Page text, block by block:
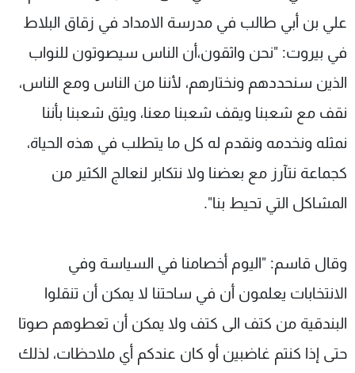
علي بن أبي طالب في مدرسة الامداد في زقاق البلاط
في بيروت: "نحن واثقون،أن الناس سيصوتون للنواب
الذين سنحددهم ونختارهم، لأننا من الناس ‏ومع الناس،
نقف مع شعبنا ويقف شعبنا معنا، ويثق شعبنا بأننا
نمثله ونخدمه ونقدم له ‏كل ما يتطلب في هذه الحياة،
كجماعة نتآرز مع بعضنا ولا نتكابر لنعالج الكثير من
المشاكل التي تحيط بنا".
وقال قاسم: "اليوم أخصامنا في السياسة وفي
الانتخابات يعلمون أن في ساحتنا لا يمكن أن تنقلوا
البندقية من كتف الى كتف ولا يمكن أن تعطوهم صوتا
حتى إذا كنتم غاضبين أو كان عندكم أي ‏ملاحظات، لذلك